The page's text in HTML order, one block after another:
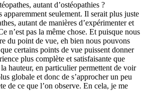
autant d’ostéopathies ?
seulement. Il serait plus juste
autant de manières d’expérimenter et
n’est pas la même chose. Et puisque nous
du point de vue, eh bien nous pouvons
certains points de vue puissent donner
plus complète et satisfaisante que
hauteur, en particulier permettent de voir
globale et donc de s’approcher un peu
de ce que l’on observe. En cela, je me